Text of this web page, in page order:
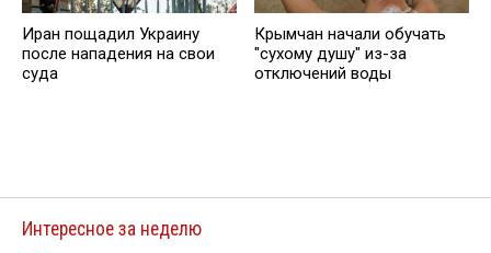
Иран пощадил Украину
после нападения на свои
суда
Крымчан начали обучать
"сухому душу" из-за
отключений воды
Интересное за неделю